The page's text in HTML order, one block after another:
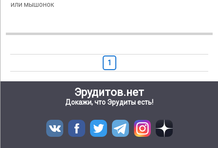
или мышонок
1
Эрудитов.нет
Докажи, что Эрудиты есть!